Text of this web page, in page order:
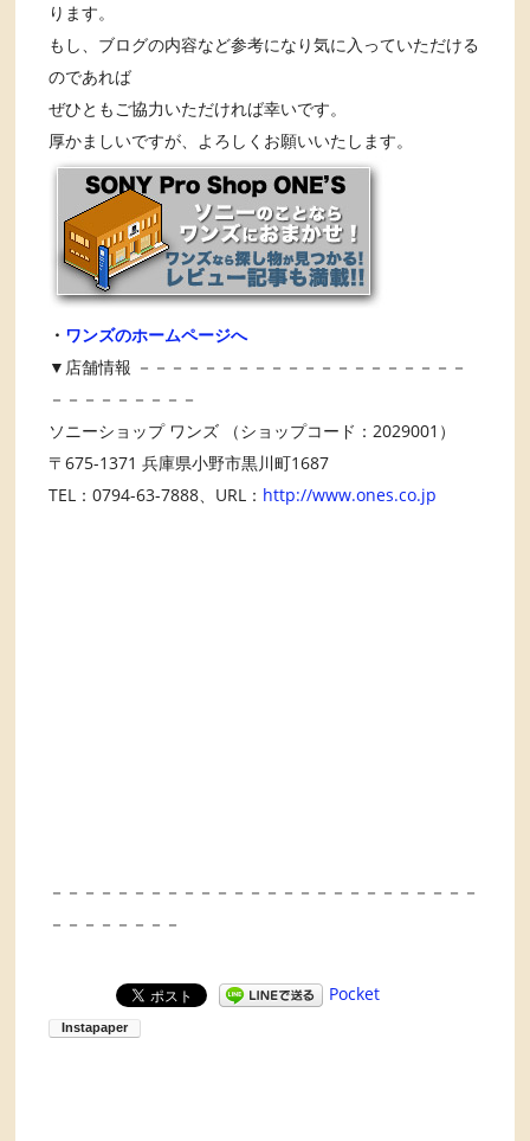
ります。
もし、ブログの内容など参考になり気に入っていただける
のであれば
ぜひともご協力いただければ幸いです。
厚かましいですが、よろしくお願いいたします。
・ ワンズのホームページへ
▼店舗情報 －－－－－－－－－－－－－－－－－－－－
－－－－－－－－－
ソニーショップ ワンズ （ショップコード：2029001）
〒675-1371 兵庫県小野市黒川町1687
TEL：0794-63-7888、URL： http://www.ones.co.jp
－－－－－－－－－－－－－－－－－－－－－－－－－－
－－－－－－－－
Pocket